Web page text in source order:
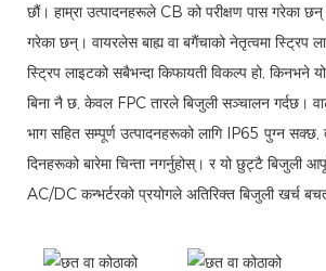
छौं। हाम्रा उत्पादनहरूले CB को परीक्षण पास गरेका छन्
गरेका छन्। वायरलेस बाह्य वा बगैंचाको नेतृत्वमा स्ट्रिप
स्ट्रिप लाइटको सबैभन्दा किफायती विकल्प हो, किनभने
बिना नै छ, केवल FPC तारले बिजुली सञ्चालन गर्दछ।
भाग सहित सम्पूर्ण उत्पादनहरूको लागि IP65 पुग्न सक्छ,
दिनहरूको बारेमा चिन्ता नगर्नुहोस्। र यो छुट्टै बिजुली
AC/DC कन्भर्टरको प्रयोगले अतिरिक्त बिजुली खर्च